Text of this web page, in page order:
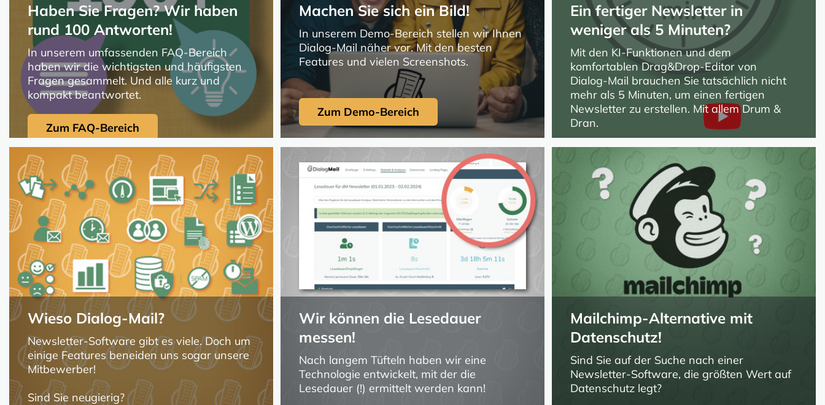
Haben Sie Fragen? Wir haben
rund 100 Antworten!
In unserem umfassenden FAQ-Bereich
haben wir die wichtigsten und häufigsten
Fragen gesammelt. Und alle kurz und
kompakt beantwortet.
Zum FAQ-Bereich
Machen Sie sich ein Bild!
In unserem Demo-Bereich stellen wir Ihnen
Dialog-Mail näher vor. Mit den besten
Features und vielen Screenshots.
Zum Demo-Bereich
Ein fertiger Newsletter in
weniger als 5 Minuten?
Mit den KI-Funktionen und dem
komfortablen Drag&Drop-Editor von
Dialog-Mail brauchen Sie tatsächlich nicht
mehr als 5 Minuten, um einen fertigen
Newsletter zu erstellen. Mit allem Drum &
Dran.
Das will ich sehen!
Wieso Dialog-Mail?
Newsletter-Software gibt es viele. Doch um
einige Features beneiden uns sogar unsere
Mitbewerber!
Sind Sie neugierig?
Wir können die Lesedauer
messen!
Nach langem Tüfteln haben wir eine
Technologie entwickelt, mit der die
Lesedauer (!) ermittelt werden kann!
Mailchimp-Alternative mit
Datenschutz!
Sind Sie auf der Suche nach einer
Newsletter-Software, die größten Wert auf
Datenschutz legt?